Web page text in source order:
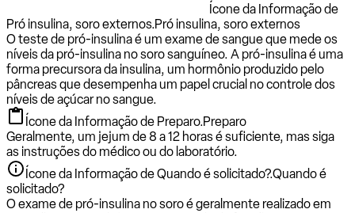
Ícone da Informação de
Pró insulina, soro externos.Pró insulina, soro externos
O teste de pró-insulina é um exame de sangue que mede os
níveis da pró-insulina no soro sanguíneo. A pró-insulina é uma
forma precursora da insulina, um hormônio produzido pelo
pâncreas que desempenha um papel crucial no controle dos
níveis de açúcar no sangue.
Ícone da Informação de Preparo.Preparo
Geralmente, um jejum de 8 a 12 horas é suficiente, mas siga
as instruções do médico ou do laboratório.
Ícone da Informação de Quando é solicitado?.Quando é
solicitado?
O exame de pró-insulina no soro é geralmente realizado em